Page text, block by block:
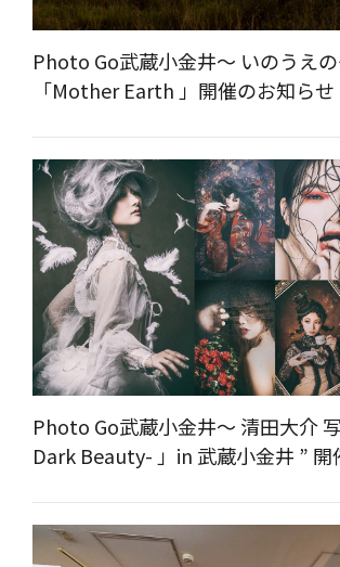
Photo Go武蔵小金井～ いのうえ
「Mother Earth 」開催のお知らせ
Photo Go武蔵小金井～ 清田大介
Dark Beauty- 」in 武蔵小金井 ” 開